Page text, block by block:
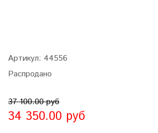
Артикул: 44556
Распродано
37 100.00 руб
34 350.00 руб